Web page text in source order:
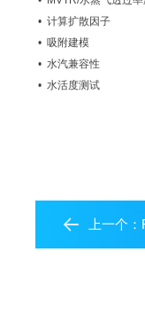
• 计算扩散因子
• 吸附建模
• 水汽兼容性
• 水活度测试
上一个：